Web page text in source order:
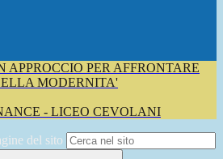
APPROCCIO PER AFFRONTARE
MODERNITA'
- LICEO CEVOLANI
del sito